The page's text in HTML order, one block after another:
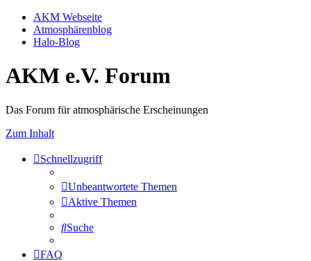
AKM Webseite
Atmosphärenblog
Halo-Blog
AKM e.V. Forum
Das Forum für atmosphärische Erscheinungen
Zum Inhalt
Schnellzugriff
Unbeantwortete Themen
Aktive Themen
Suche
FAQ